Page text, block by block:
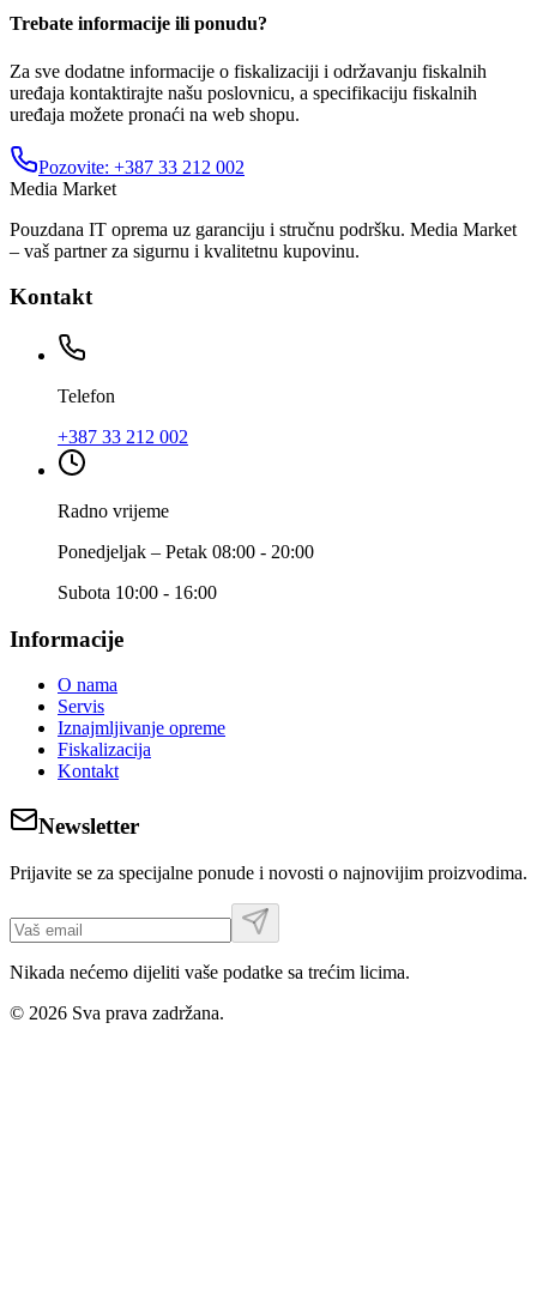
Trebate informacije ili ponudu?
Za sve dodatne informacije o fiskalizaciji i održavanju fiskalnih
uređaja kontaktirajte našu poslovnicu, a specifikaciju fiskalnih
uređaja možete pronaći na web shopu.
Pozovite: +387 33 212 002
Media Market
Pouzdana IT oprema uz garanciju i stručnu podršku. Media Market
– vaš partner za sigurnu i kvalitetnu kupovinu.
Kontakt
Telefon
+387 33 212 002
Radno vrijeme
Ponedjeljak – Petak 08:00 - 20:00
Subota 10:00 - 16:00
Informacije
O nama
Servis
Iznajmljivanje opreme
Fiskalizacija
Kontakt
Newsletter
Prijavite se za specijalne ponude i novosti o najnovijim proizvodima.
Nikada nećemo dijeliti vaše podatke sa trećim licima.
© 2026 Sva prava zadržana.